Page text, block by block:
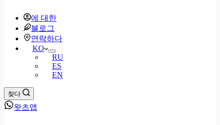
에 대한
블로그
연락하다
KO
RU
ES
EN
찾다
왓츠앱